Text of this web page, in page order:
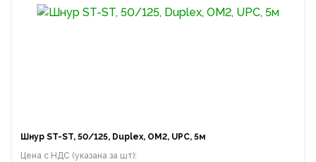
Шнур ST-ST, 50/125, Duplex, OM2, UPC, 5м
Цена с НДС (указана за шт):